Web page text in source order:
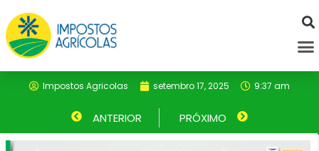
para
Impostos Agricolas setembro 17, 2025 9:37 am
Anterior
ANTERIOR PRÓXIMO Próximo